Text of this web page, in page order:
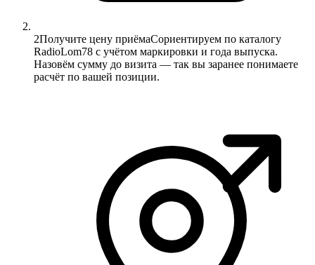
2Получите цену приёмаСориентируем по каталогу
RadioLom78 с учётом маркировки и года выпуска.
Назовём сумму до визита — так вы заранее понимаете
расчёт по вашей позиции.